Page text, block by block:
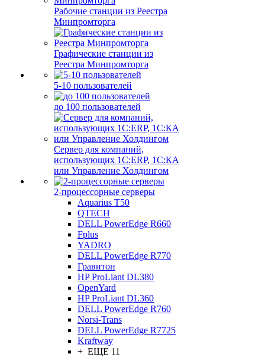
Рабочие станции из Реестра
Минпромторга
Графические станции из
Реестра Минпромторга
5-10 пользователей
до 100 пользователей
Сервер для компаний,
использующих 1C:ERP, 1С:КА
или Управление Холдингом
2-процессорные серверы
Aquarius T50
QTECH
DELL PowerEdge R660
Fplus
YADRO
DELL PowerEdge R770
Гравитон
HP ProLiant DL380
OpenYard
HP ProLiant DL360
DELL PowerEdge R760
Norsi-Trans
DELL PowerEdge R7725
Kraftway
+ ЕЩЕ 11